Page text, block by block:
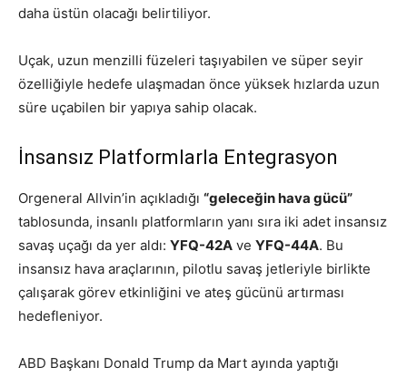
daha üstün olacağı belirtiliyor.
Uçak, uzun menzilli füzeleri taşıyabilen ve süper seyir
özelliğiyle hedefe ulaşmadan önce yüksek hızlarda uzun
süre uçabilen bir yapıya sahip olacak.
İnsansız Platformlarla Entegrasyon
Orgeneral Allvin’in açıkladığı “geleceğin hava gücü”
tablosunda, insanlı platformların yanı sıra iki adet insansız
savaş uçağı da yer aldı: YFQ-42A ve YFQ-44A. Bu
insansız hava araçlarının, pilotlu savaş jetleriyle birlikte
çalışarak görev etkinliğini ve ateş gücünü artırması
hedefleniyor.
ABD Başkanı Donald Trump da Mart ayında yaptığı